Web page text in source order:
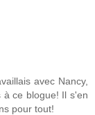
avec Nancy,
à ce blogue! Il s'en
pour tout!